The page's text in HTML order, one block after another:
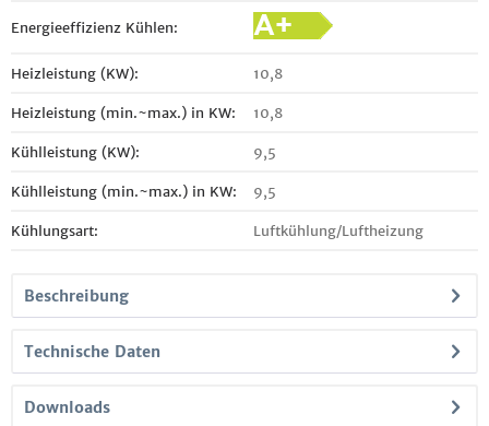
Energieeffizienz Kühlen:
Heizleistung (KW): 10,8
Heizleistung (min.~max.) in KW: 10,8
Kühlleistung (KW): 9,5
Kühlleistung (min.~max.) in KW: 9,5
Kühlungsart: Luftkühlung/Luftheizung
Beschreibung
Technische Daten
Downloads